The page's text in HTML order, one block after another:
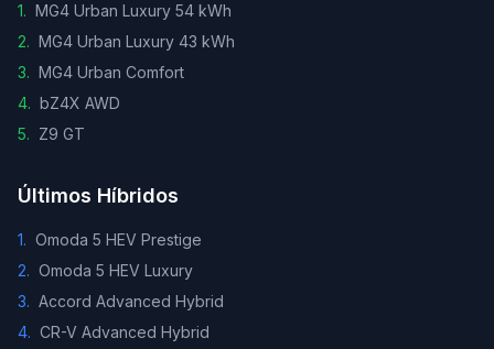
1. MG4 Urban Luxury 54 kWh
2. MG4 Urban Luxury 43 kWh
3. MG4 Urban Comfort
4. bZ4X AWD
5. Z9 GT
Últimos Híbridos
1. Omoda 5 HEV Prestige
2. Omoda 5 HEV Luxury
3. Accord Advanced Hybrid
4. CR-V Advanced Hybrid